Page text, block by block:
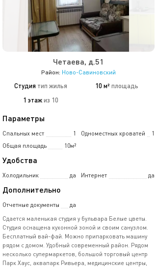
Четаева, д.51
Район: Ново-Савиновский
Студия тип жилья 10 м² площадь
1 этаж из 10
Параметры
Спальных мест 1 Одноместных кроватей
1
Общая площадь
10м²
Удобства
Холодильник да Интернет да
Дополнительно
Отчетные документы
да
Сдается маленькая студия у бульвара Белые цветы.
Студия оснащена кухонной зоной и своим санузлом.
Бесплатный вай-фай. Можно припарковать машину
рядом с домом. Удобный современный район. Рядом
несколько супермаркетов, большой торговый центр
Парк Хаус, аквапарк Ривьера, медицинские центры,